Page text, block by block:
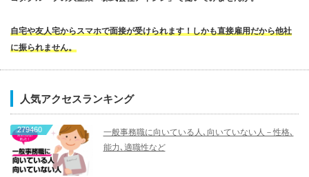
自宅や友人宅からスマホで面接が受けられます！しかも直接雇用だから他社
に振られません。
人気アクセスランキング
279460
一般事務職に向いている人､向いていない人－性格､
能力､適職性など